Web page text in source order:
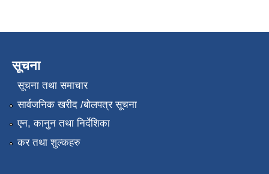
सूचना
सूचना तथा समाचार
सार्वजनिक खरीद /बोलपत्र सूचना
एन, कानुन तथा निर्देशिका
कर तथा शुल्कहरु